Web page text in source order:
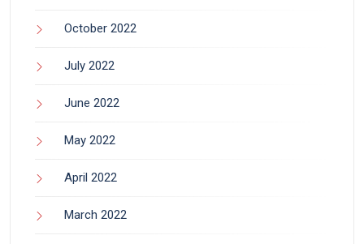
October 2022
July 2022
June 2022
May 2022
April 2022
March 2022